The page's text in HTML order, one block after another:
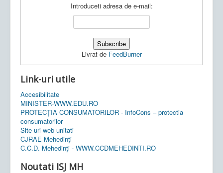
Introduceti adresa de e-mail:
Livrat de FeedBurner
Link-uri utile
Accesibilitate
MINISTER-WWW.EDU.RO
PROTECȚIA CONSUMATORILOR - InfoCons – protectia
consumatorilor
Site-uri web unitati
CJRAE Mehedinți
C.C.D. Mehedinţi - WWW.CCDMEHEDINTI.RO
Noutati ISJ MH